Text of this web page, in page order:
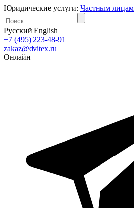
Юридические услуги: Частным лицам
Русский English
+7 (495) 223-48-91
zakaz@dvitex.ru
Онлайн